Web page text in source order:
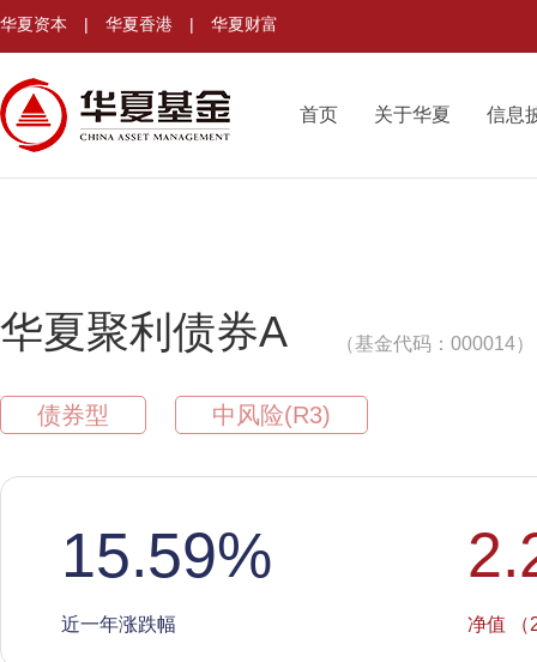
华夏资本 | 华夏香港 | 华夏财富
首页 关于华夏 信息
华夏聚利债券A （基金代码：000014）
债券型 中风险(R3)
15.59%
近一年涨跌幅 净值 （